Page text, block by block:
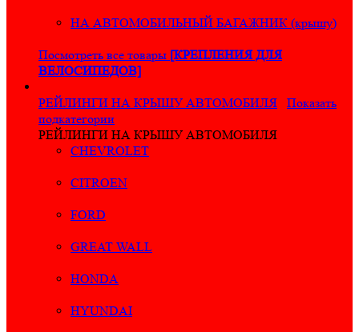
НА АВТОМОБИЛЬНЫЙ БАГАЖНИК (крышу)
Посмотреть все товары [КРЕПЛЕНИЯ ДЛЯ
ВЕЛОСИПЕДОВ]
РЕЙЛИНГИ НА КРЫШУ АВТОМОБИЛЯ
Показать
подкатегории
РЕЙЛИНГИ НА КРЫШУ АВТОМОБИЛЯ
CHEVROLET
CITROEN
FORD
GREAT WALL
HONDA
HYUNDAI